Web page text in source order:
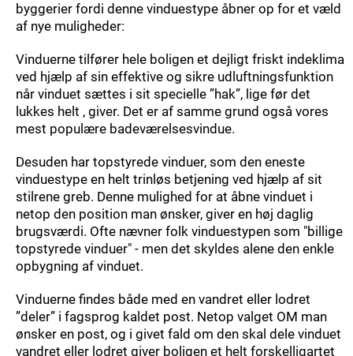
byggerier fordi denne vinduestype åbner op for et væld
af nye muligheder:
Vinduerne tilfører hele boligen et dejligt friskt indeklima
ved hjælp af sin effektive og sikre udluftningsfunktion
når vinduet sættes i sit specielle ”hak”, lige før det
lukkes helt , giver. Det er af samme grund også vores
mest populære badeværelsesvindue.
Desuden har topstyrede vinduer, som den eneste
vinduestype en helt trinløs betjening ved hjælp af sit
stilrene greb. Denne mulighed for at åbne vinduet i
netop den position man ønsker, giver en høj daglig
brugsværdi. Ofte nævner folk vinduestypen som "billige
topstyrede vinduer" - men det skyldes alene den enkle
opbygning af vinduet.
Vinduerne findes både med en vandret eller lodret
”deler” i fagsprog kaldet post. Netop valget OM man
ønsker en post, og i givet fald om den skal dele vinduet
vandret eller lodret giver boligen et helt forskelligartet